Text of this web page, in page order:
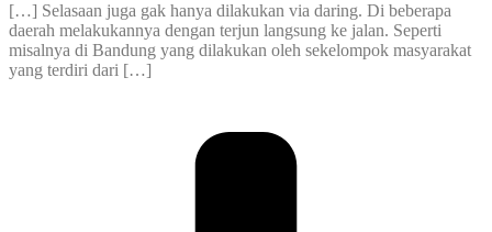
[…] Selasaan juga gak hanya dilakukan via daring. Di beberapa
daerah melakukannya dengan terjun langsung ke jalan. Seperti
misalnya di Bandung yang dilakukan oleh sekelompok masyarakat
yang terdiri dari […]